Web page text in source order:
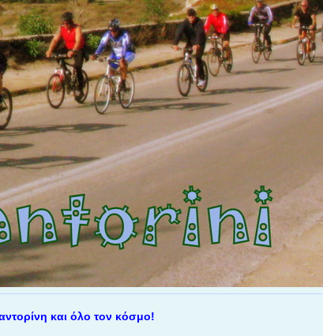
και όλο τον κόσμο!